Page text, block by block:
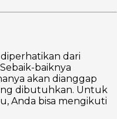
dari
baiknya
akan dianggap
dibutuhkan. Untuk
Anda bisa mengikuti